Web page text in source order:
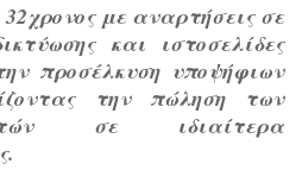
με αναρτήσεις σε
και ιστοσελίδες
προσέλκυση υποψήφιων
την πώληση των
σε ιδιαίτερα